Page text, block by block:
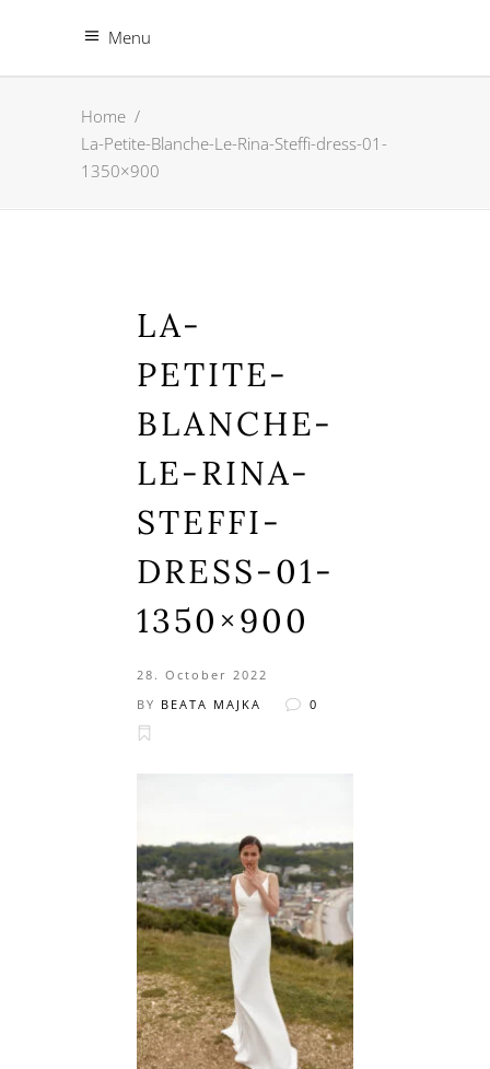
Menu
Home /
La-Petite-Blanche-Le-Rina-Steffi-dress-01-
1350×900
LA-
PETITE-
BLANCHE-
LE-RINA-
STEFFI-
DRESS-01-
1350×900
28. October 2022
BY BEATA MAJKA 0